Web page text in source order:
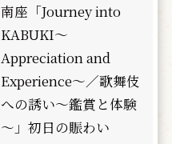
南座「Journey into
KABUKI～
Appreciation and
Experience～／歌舞伎
への誘い～鑑賞と体験
～」初日の賑わい